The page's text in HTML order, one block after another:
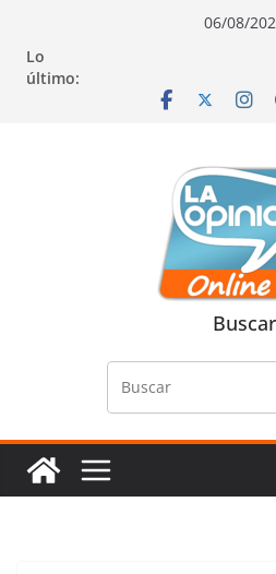
contenido
navegación
contenido
06/08/
Lo
último:
Buscar